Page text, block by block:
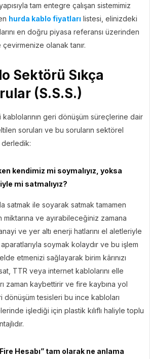
tam entegre çalışan sistemimiz
hurda kablo fiyatları listesi, elinizdeki
en doğru piyasa referansı üzerinden
olanak tanır.
Sektörü Sıkça
(S.S.S.)
geri dönüşüm süreçlerine dair
soruları ve bu soruların sektörel
derledik:
kendimiz mi soymalıyız, yoksa
mi satmalıyız?
satmak ile soyarak satmak tamamen
ve ayırabileceğiniz zamana
ve yer altı enerji hatlarını el aletleriyle
soymak kolaydır ve bu işlem
etmenizi sağlayarak birim kârınızı
TTR veya internet kablolarını elle
zaman kaybettirir ve fire kaybına yol
tesisleri bu ince kabloları
işlediği için plastik kılıflı haliyle toplu
Hesabı” tam olarak ne anlama